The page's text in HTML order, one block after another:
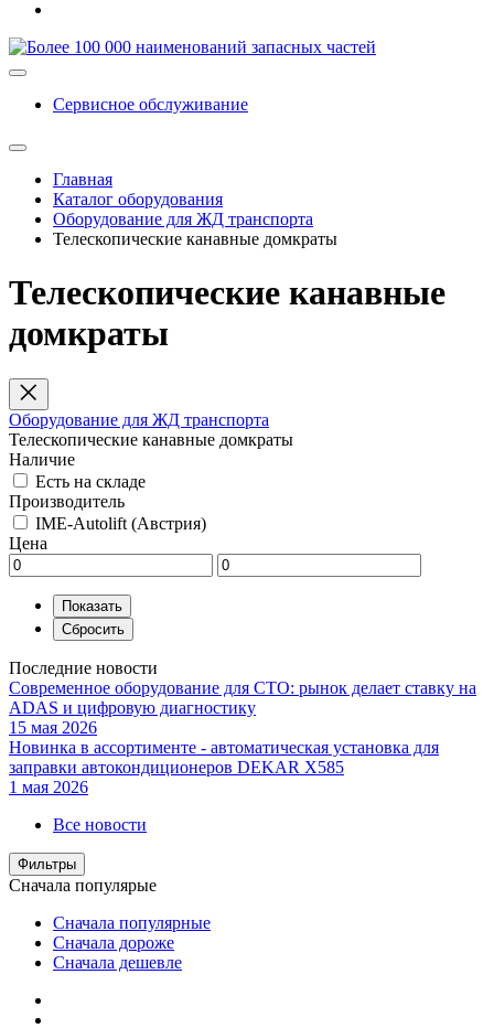
Сервисное обслуживание
Главная
Каталог оборудования
Оборудование для ЖД транспорта
Телескопические канавные домкраты
Телескопические канавные
домкраты
Оборудование для ЖД транспорта
Телескопические канавные домкраты
Наличие
Есть на складе
Производитель
IME-Autolift (Австрия)
Цена
Последние новости
Современное оборудование для СТО: рынок делает ставку на
ADAS и цифровую диагностику
15 мая 2026
Новинка в ассортименте - автоматическая установка для
заправки автокондиционеров DEKAR X585
1 мая 2026
Все новости
Фильтры
Сначала популярые
Сначала популярные
Сначала дороже
Сначала дешевле